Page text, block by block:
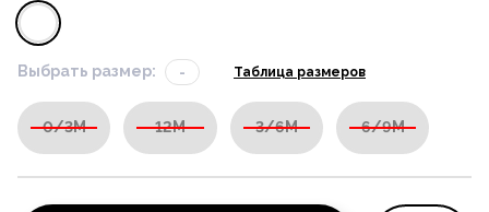
Выбрать размер: - Таблица размеров
0/3M 12M 3/6M 6/9M